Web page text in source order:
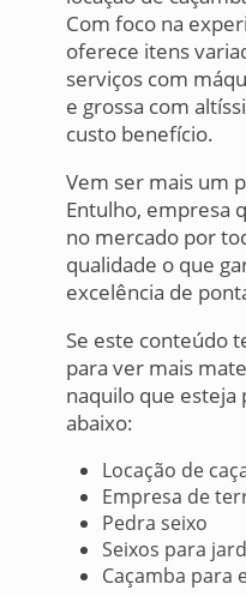
Com foco na
oferece itens
serviços com
e grossa com
custo benefício.
Vem ser mais um
Entulho, empresa
no mercado por
qualidade o que
excelência de
Se este conteúdo
para ver mais
naquilo que esteja
abaixo:
Locação de
Empresa de
Pedra seixo
Seixos para
Caçamba para